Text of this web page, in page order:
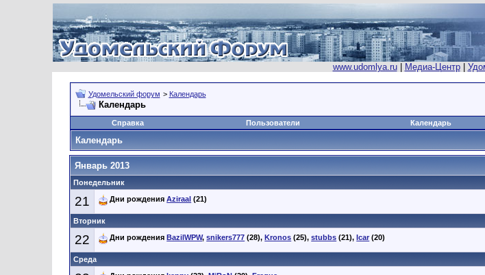
www.udomlya.ru| Медиа-Центр|
Удомельский форум > Календарь
Календарь
Справка
Пользователи Календарь
Календарь
Январь 2013
Понедельник
21 Дни рожденияAziraal (21)
Вторник
22 Дни рождения BazilWPW,snikers777 (28), Kronos (25),stubbs (21), Icar (20)
Среда